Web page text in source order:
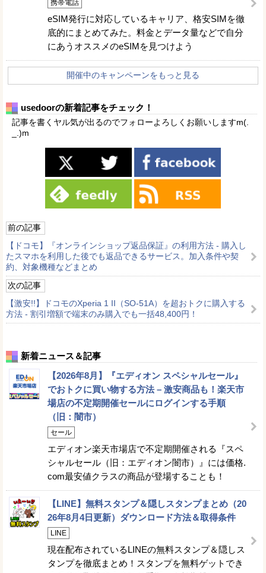
携帯電話
eSIM発行に対応しているキャリア、格安SIMを徹
底的にまとめてみた。料金とデータ量などで自分
にあうオススメのeSIMを見つけよう
開催中のキャンペーンをもっと見る
usedoorの新着記事をチェック！
記事を書くヤル気が出るのでフォローよろしくお願いしますm(.
_.)m
前の記事
【ドコモ】『オンラインショップ返品保証』の利用方法 - 購入し
たスマホを利用した後でも返品できるサービス。加入条件や契
約、対象機種などまとめ
次の記事
【激安!!】ドコモのXperia 1 II（SO-51A）を超おトクに購入する
方法 - 割引増額で端末のみ購入でも一括48,400円！
新着ニュース＆記事
【2026年8月】『エディオン スペシャルセール』
でおトクに買い物する方法 – 激安商品も！楽天市
場店の不定期開催セールにログインする手順
（旧：闇市）
セール
エディオン楽天市場店で不定期開催される『スペ
シャルセール（旧：エディオン闇市）』には価格.
com最安値クラスの商品が登場することも！
【LINE】無料スタンプ＆隠しスタンプまとめ（20
26年8月4日更新）ダウンロード方法＆取得条件
LINE
現在配布されているLINEの無料スタンプ＆隠しス
タンプを徹底まとめ！スタンプを無料ゲットでき